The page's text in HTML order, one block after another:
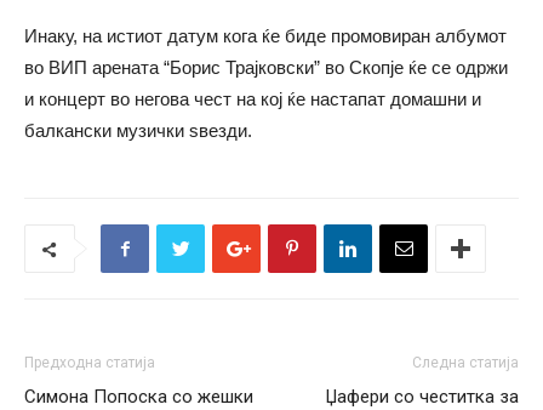
Инаку, на истиот датум кога ќе биде промовиран албумот
во ВИП арената “Борис Трајковски” во Скопје ќе се одржи
и концерт во негова чест на кој ќе настапат домашни и
балкански музички ѕвезди.
Предходна статија
Симона Попоска со жешки
Следна статија
Џафери со честитка за